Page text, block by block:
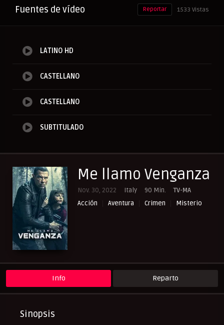
Anuncio
Fuentes de vídeo 1533 Vistas
Reportar
LATINO HD
CASTELLANO
CASTELLANO
SUBTITULADO
Me llamo Venganza
Nov. 30, 2022 Italy 90 Min.
TV-MA
Acción
Aventura Crimen
Misterio
Info Reparto
Sinopsis